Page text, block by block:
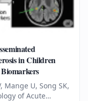
in Children
Mange U, Song SK,
of Acute